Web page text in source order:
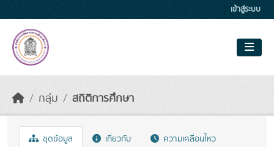
เข้าสู่ระบบ
กลุ่ม สถิติการศึกษา
ชุดข้อมูล เกี่ยวกับ ความเคลื่อนไหว